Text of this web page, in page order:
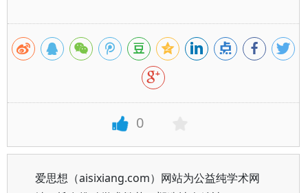
0
爱思想（aisixiang.com）网站为公益纯学术网